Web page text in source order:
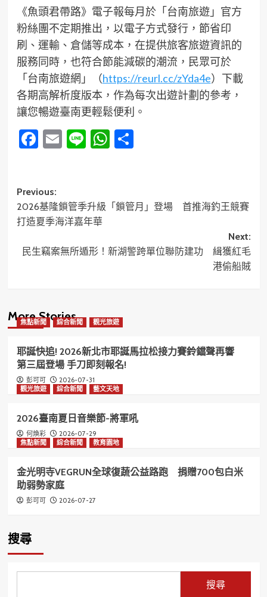
《魚頭君帶路》電子報每月於「台南旅遊」官方
粉絲團不定期推出，以電子方式發行，節省印
刷、運輸、倉儲等成本，在提供旅客旅遊資訊的
服務同時，也符合節能減碳的潮流，民眾可於
「台南旅遊網」（https://reurl.cc/zYda4e）下載
各期高解析度版本，作為每次出遊計劃的參考，
讓您暢遊臺南更輕鬆便利。
Facebook
Email
LineWhatsApp
分
Post
navigation
Previous:
2026基隆鎖管季升級「鎖管月」登場 首推海釣王競賽
打造夏季海洋嘉年華
Next:
民生竊案無所遁形！新湖警跨單位聯防建功 緝獲紅毛
港偷船賊
More Stories
焦點新聞 綜合新聞 觀光旅遊
耶誕快追! 2026新北市耶誕馬拉松接力賽鈴鐺聲再響
第三屆登場 手刀即刻報名!
彭可可
2026-07-31
觀光旅遊
綜合新聞 藝文天地
2026臺南夏日音樂節-將軍吼
何煥彩
2026-07-29
焦點新聞
綜合新聞 教育園地
金光明寺VEGRUN全球復蔬公益路跑 捐贈700包白米
助弱勢家庭
彭可可 2026-07-27
搜尋
搜尋